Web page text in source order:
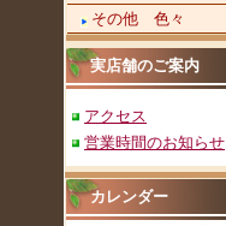
その他 色々
実店舗のご案内
アクセス
営業時間のお知らせ
カレンダー